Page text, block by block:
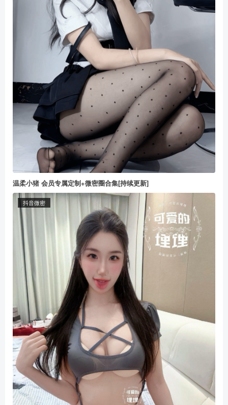
温柔小猪 会员专属定制+微密圈合集[持续更新]
抖音微密